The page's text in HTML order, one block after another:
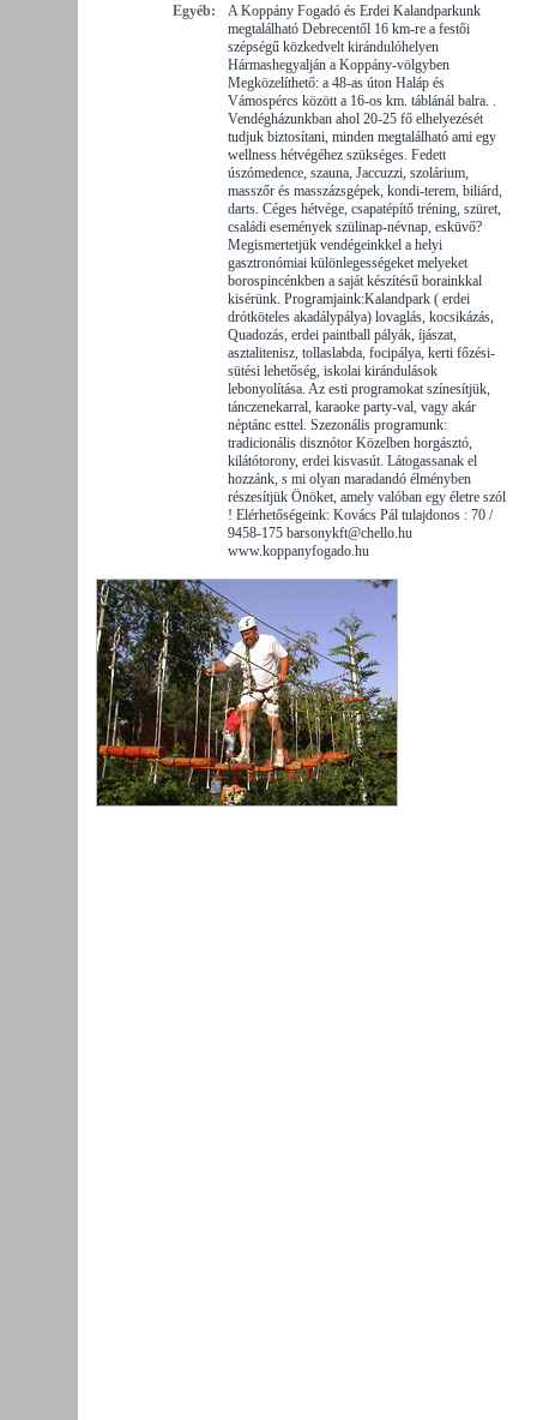
Egyéb:
A Koppány Fogadó és Erdei Kalandparkunk
megtalálható Debrecentől 16 km-re a festői
szépségű közkedvelt kirándulóhelyen
Hármashegyalján a Koppány-völgyben
Megközelíthető: a 48-as úton Haláp és
Vámospércs között a 16-os km. táblánál balra. .
Vendégházunkban ahol 20-25 fő elhelyezését
tudjuk biztosítani, minden megtalálható ami egy
wellness hétvégéhez szükséges. Fedett
úszómedence, szauna, Jaccuzzi, szolárium,
masszőr és masszázsgépek, kondi-terem, biliárd,
darts. Céges hétvége, csapatépítő tréning, szüret,
családi események szülinap-névnap, esküvő?
Megismertetjük vendégeinkkel a helyi
gasztronómiai különlegességeket melyeket
borospincénkben a saját készítésű borainkkal
kisérünk. Programjaink:Kalandpark ( erdei
drótköteles akadálypálya) lovaglás, kocsikázás,
Quadozás, erdei paintball pályák, íjászat,
asztalitenisz, tollaslabda, focipálya, kerti főzési-
sütési lehetőség, iskolai kirándulások
lebonyolítása. Az esti programokat színesítjük,
tánczenekarral, karaoke party-val, vagy akár
néptánc esttel. Szezonális programunk:
tradicionális disznótor Közelben horgásztó,
kilátótorony, erdei kisvasút. Látogassanak el
hozzánk, s mi olyan maradandó élményben
részesítjük Önöket, amely valóban egy életre szól
! Elérhetőségeink: Kovács Pál tulajdonos : 70 /
9458-175 barsonykft@chello.hu
www.koppanyfogado.hu